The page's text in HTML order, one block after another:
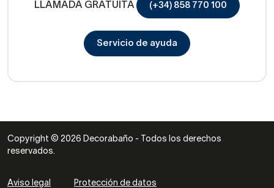
LLAMADA GRATUITA (+34) 858 770 100
Servicio de ayuda
Copyright © 2026 Decorabaño - Todos los derechos
reservados.
Aviso legal Protección de datos